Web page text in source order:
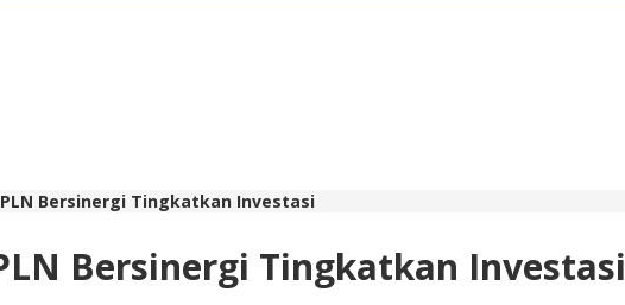
Bersinergi Tingkatkan Investasi
Bersinergi Tingkatkan Investasi